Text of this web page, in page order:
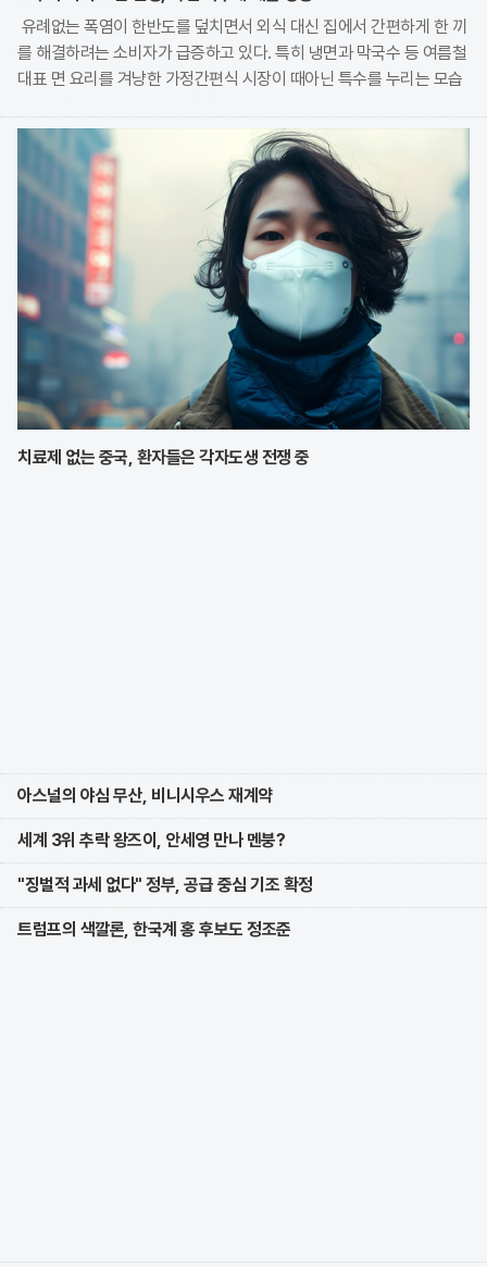
유례없는 폭염이 한반도를 덮치면서 외식 대신 집에서 간편하게 한 끼
를 해결하려는 소비자가 급증하고 있다. 특히 냉면과 막국수 등 여름철
대표 면 요리를 겨냥한 가정간편식 시장이 때아닌 특수를 누리는 모습
앞세워 시장 점유율 확대에 박차를 가하고
치료제 없는 중국, 환자들은 각자도생 전쟁 중
아스널의 야심 무산, 비니시우스 재계약
세계 3위 추락 왕즈이, 안세영 만나 멘붕?
"징벌적 과세 없다" 정부, 공급 중심 기조 확정
트럼프의 색깔론, 한국계 홍 후보도 정조준